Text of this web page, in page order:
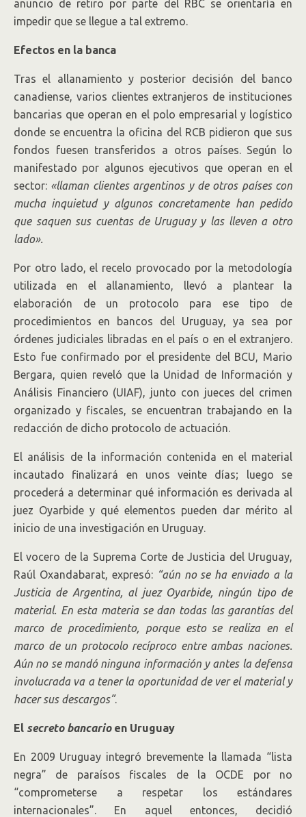
anuncio de retiro por parte del RBC se orientaría en
impedir que se llegue a tal extremo.
Efectos en la banca
Tras el allanamiento y posterior decisión del banco
canadiense, varios clientes extranjeros de instituciones
bancarias que operan en el polo empresarial y logístico
donde se encuentra la oficina del RCB pidieron que sus
fondos fuesen transferidos a otros países. Según lo
manifestado por algunos ejecutivos que operan en el
sector: «llaman clientes argentinos y de otros países con
mucha inquietud y algunos concretamente han pedido
que saquen sus cuentas de Uruguay y las lleven a otro
lado».
Por otro lado, el recelo provocado por la metodología
utilizada en el allanamiento, llevó a plantear la
elaboración de un protocolo para ese tipo de
procedimientos en bancos del Uruguay, ya sea por
órdenes judiciales libradas en el país o en el extranjero.
Esto fue confirmado por el presidente del BCU, Mario
Bergara, quien reveló que la Unidad de Información y
Análisis Financiero (UIAF), junto con jueces del crimen
organizado y fiscales, se encuentran trabajando en la
redacción de dicho protocolo de actuación.
El análisis de la información contenida en el material
incautado finalizará en unos veinte días; luego se
procederá a determinar qué información es derivada al
juez Oyarbide y qué elementos pueden dar mérito al
inicio de una investigación en Uruguay.
El vocero de la Suprema Corte de Justicia del Uruguay,
Raúl Oxandabarat, expresó: “aún no se ha enviado a la
Justicia de Argentina, al juez Oyarbide, ningún tipo de
material. En esta materia se dan todas las garantías del
marco de procedimiento, porque esto se realiza en el
marco de un protocolo recíproco entre ambas naciones.
Aún no se mandó ninguna información y antes la defensa
involucrada va a tener la oportunidad de ver el material y
hacer sus descargos”.
El secreto bancarioen Uruguay
En 2009 Uruguay integró brevemente la llamada “lista
negra” de paraísos fiscales de la OCDE por no
“comprometerse a respetar los estándares
internacionales”. En aquel entonces, decidió